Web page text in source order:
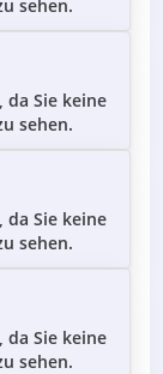
sehen.
Sie keine
sehen.
Sie keine
sehen.
Sie keine
sehen.